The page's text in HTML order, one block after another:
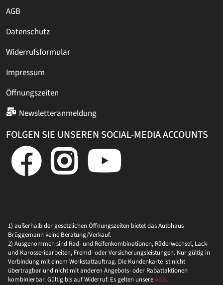
AGB
Datenschutz
Widerrufsformular
Impressum
Öffnungszeiten
Newsletteranmeldung
FOLGEN SIE UNSEREN SOCIAL-MEDIA ACCOUNTS
1) außerhalb der gesetzlichen Öffnungszeiten bietet das Autohaus
Brüggemann keine Beratung/Verkauf.
2) Ausgenommen sind Rad- und Reifenkombinationen, Räderwechsel, Lack-
und Karosseriearbeiten, Fremd- oder Versicherungsleistungen. Nur gültig in
Verbindung mit einem Werkstattauftrag. Die Kundenkarte ist nicht
übertragbar und nicht mit anderen Angebots- oder Rabattaktionen
kombinierbar. Gültig bis auf Widerruf. Es gelten unsereAGB.